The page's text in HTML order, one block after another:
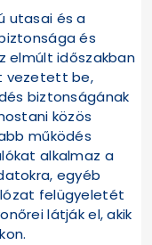
utasai és a
és
elmúlt időszakban
vezetett be,
biztonságának
közös
működés
alkalmaz a
egyéb
felügyeletét
látják el, akik